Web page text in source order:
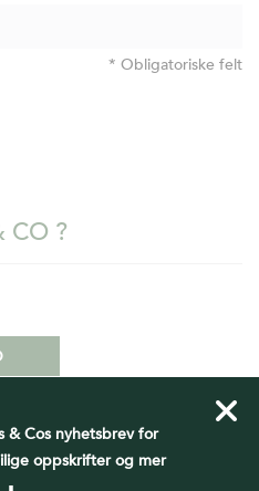
& Cos nyhetsbrev for
oppskrifter og mer
* Obligatoriske felt
CO ?